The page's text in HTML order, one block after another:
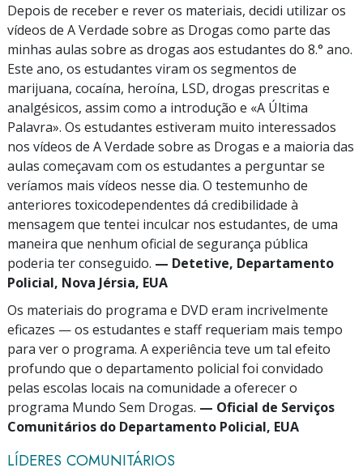
Depois de receber e rever os materiais, decidi utilizar os
vídeos de A Verdade sobre as Drogas como parte das
minhas aulas sobre as drogas aos estudantes do 8.° ano.
Este ano, os estudantes viram os segmentos de
marijuana, cocaína, heroína, LSD, drogas prescritas e
analgésicos, assim como a introdução e «A Última
Palavra». Os estudantes estiveram muito interessados
nos vídeos de A Verdade sobre as Drogas e a maioria das
aulas começavam com os estudantes a perguntar se
veríamos mais vídeos nesse dia. O testemunho de
anteriores toxicodependentes dá credibilidade à
mensagem que tentei inculcar nos estudantes, de uma
maneira que nenhum oficial de segurança pública
poderia ter conseguido. — Detetive, Departamento
Policial, Nova Jérsia, EUA
Os materiais do programa e DVD eram incrivelmente
eficazes — os estudantes e staff requeriam mais tempo
para ver o programa. A experiência teve um tal efeito
profundo que o departamento policial foi convidado
pelas escolas locais na comunidade a oferecer o
programa Mundo Sem Drogas. — Oficial de Serviços
Comunitários do Departamento Policial, EUA
LÍDERES COMUNITÁRIOS